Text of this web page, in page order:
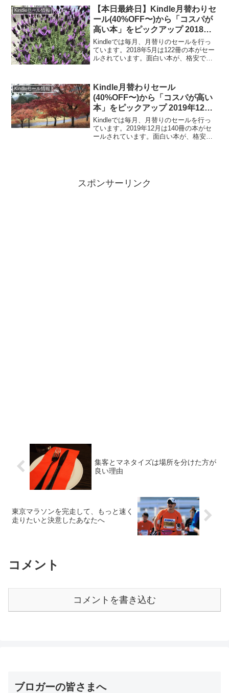
お得さを多くの人に知ってほしいです。
Ki...
Kindleセール情報
【本日最終日】Kindle月替わりセ
ール(40%OFF〜)から「コスパが
高い本」をピックアップ 2018年5
月版
Kindleでは毎月、月替りのセールを行っ
ています。2018年5月は122冊の本がセー
ルされています。面白い本が、格安でセ
お得さを多くの人に知ってほしいです。
Ki...
Kindleセール情報
Kindle月替わりセール
(40%OFF〜)から「コスパが高い
本」をピックアップ 2019年12月
版
Kindleでは毎月、月替りのセールを行っ
ています。2019年12月は140冊の本がセ
ールされています。面白い本が、格安で
スポンサーリンク
集客とマネタイズは場所を分けた方が
良い理由
東京マラソンを完走して、もっと速く
走りたいと決意したあなたへ
コメント
コメントを書き込む
ブロガーの皆さまへ